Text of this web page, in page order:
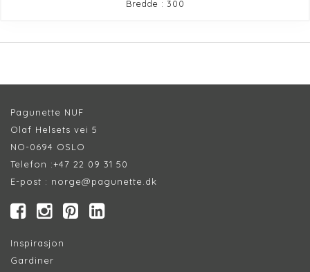
Bredde : 300
Pagunette NUF
Olaf Helsets vei 5
NO-0694 OSLO
Telefon :+47 22 09 31 50
E-post : norge@pagunette.dk
Inspirasjon
Gardiner